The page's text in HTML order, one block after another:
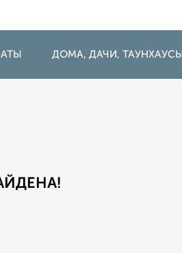
ДОМА, ДАЧИ, ТАУНХАУСЫ